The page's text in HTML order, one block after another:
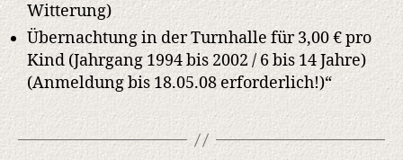
Witterung)
Übernachtung in der Turnhalle für 3,00 € pro
Kind (Jahrgang 1994 bis 2002 / 6 bis 14 Jahre)
(Anmeldung bis 18.05.08 erforderlich!)“